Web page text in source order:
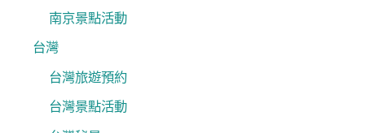
南京景點活動
台灣
台灣旅遊預約
台灣景點活動